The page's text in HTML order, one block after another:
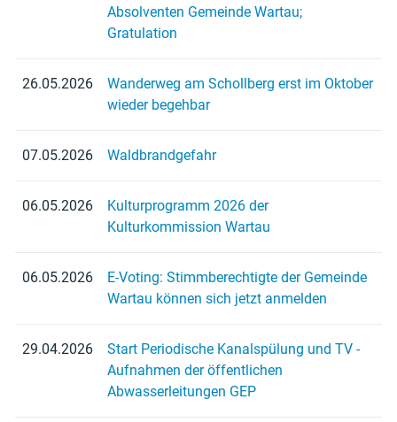
Absolventen Gemeinde Wartau;
Gratulation
26.05.2026
Wanderweg am Schollberg erst im Oktober
wieder begehbar
07.05.2026 Waldbrandgefahr
06.05.2026
Kulturprogramm 2026 der
Kulturkommission Wartau
06.05.2026
E-Voting: Stimmberechtigte der Gemeinde
Wartau können sich jetzt anmelden
29.04.2026
Start Periodische Kanalspülung und TV -
Aufnahmen der öffentlichen
Abwasserleitungen GEP